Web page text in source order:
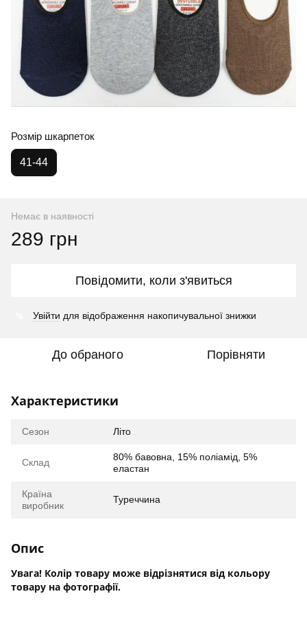
Розмір шкарпеток
41-44
Немає в наявності
289 грн
Повідомити, коли з'явиться
Увійти для відображення накопичувальної знижки
До обраного Порівняти
Характеристики
Сезон Літо
Склад
80% бавовна, 15% поліамід, 5%
еластан
Країна
виробник
Туреччина
Опис
Увага! Колір товару може відрізнятися від кольору
товару на фотографії.